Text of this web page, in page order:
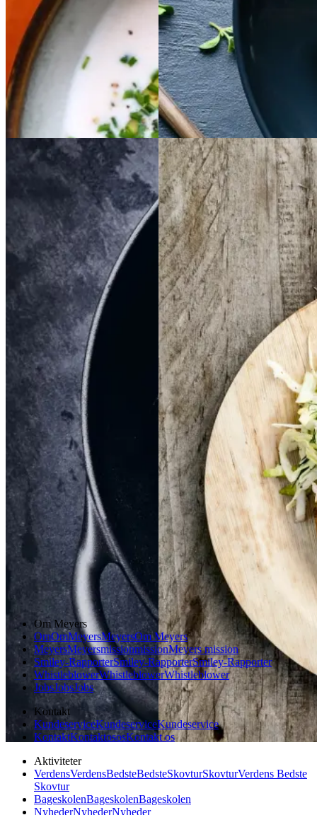
Gem opskrift
Gem opskrift
Aftensmad
BraiseretBraiseret
oksetværreboksetvæ
rreb
Gem opskrift
Dansk mad
Vintermad
Aftensmad
FrikadellerFrikadell
er medmed
smørspidskål, smørsp
idskål,
kartoflerkartofler
ogog
sennepsdressingsenn
epsdressing
Gem opskrift
Aftensmad
Forårsmad
Sommermad
Dansk mad
Om Meyers
OmOmMeyersMeyersOm Meyers
MeyersMeyersmissionmissionMeyers mission
Smiley-RapporterSmiley-RapporterSmiley-Rapporter
WhistleblowerWhistleblowerWhistleblower
JobsJobsJobs
Kontakt
KundeserviceKundeserviceKundeservice
KontaktKontaktososKontakt os
Aktiviteter
VerdensVerdensBedsteBedsteSkovturSkovturVerdens Bedste
Skovtur
BageskolenBageskolenBageskolen
NyhederNyhederNyheder